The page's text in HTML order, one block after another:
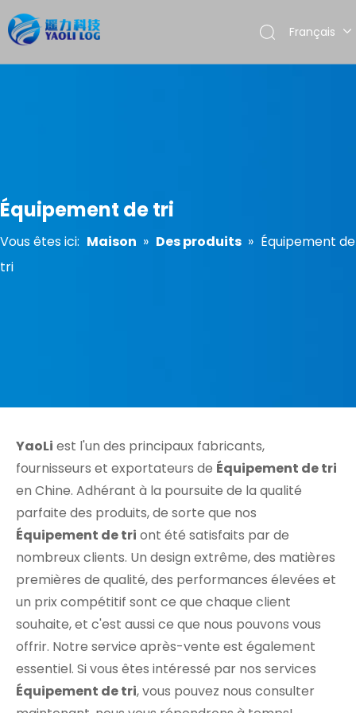
Français
Équipement de tri
Vous êtes ici: Maison » Des produits » Équipement de
tri
YaoLi est l'un des principaux fabricants,
fournisseurs et exportateurs de Équipement de tri
en Chine. Adhérant à la poursuite de la qualité
parfaite des produits, de sorte que nos
Équipement de tri ont été satisfaits par de
nombreux clients. Un design extrême, des matières
premières de qualité, des performances élevées et
un prix compétitif sont ce que chaque client
souhaite, et c'est aussi ce que nous pouvons vous
offrir. Notre service après-vente est également
essentiel. Si vous êtes intéressé par nos services
Équipement de tri, vous pouvez nous consulter